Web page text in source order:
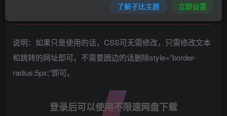
此处内容已隐藏，请评论后刷新页面查看.
说明：如果只是使用的话，CSS可无需修改，只需修改文本
和跳转的网址即可。不需要圆边的话删除style=”border-
radius:5px;”即可。
登录后可以使用不限速网盘下载
了解子比主题 立即设置